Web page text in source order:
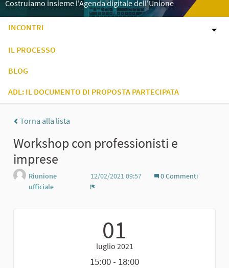
Costruiamo insieme l'Agenda digitale dell'Unione
INCONTRI
IL PROCESSO
BLOG
ADL: IL DOCUMENTO DI PROPOSTA PARTECIPATA
Torna alla lista
Workshop con professionisti e
imprese
Riunione
ufficiale
12/02/2021 09:57
0 Commenti
01
luglio 2021
15:00 - 18:00